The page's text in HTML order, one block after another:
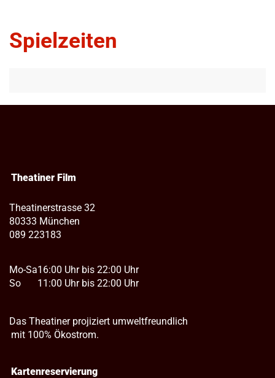
Spielzeiten
Theatiner Film
Theatinerstrasse 32
80333 München
089 223183
Mo-Sa
So
16:00 Uhr bis 22:00 Uhr
11:00 Uhr bis 22:00 Uhr
Das Theatiner projiziert umweltfreundlich
mit 100% Ökostrom.
Kartenreservierung